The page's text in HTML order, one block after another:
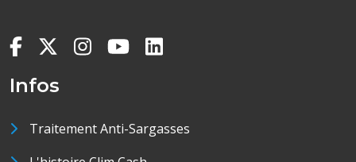
Infos
Traitement Anti-Sargasses